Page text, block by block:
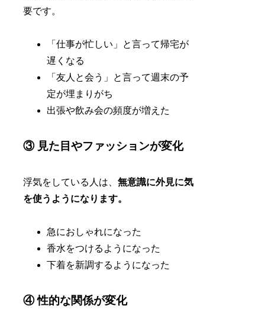
要です。
「仕事が忙しい」と言って帰宅が
遅くなる
「友人と会う」と言って週末の予
定が埋まりがち
出張や飲み会の頻度が増えた
③ 見た目やファッションが変化
浮気をしている人は、無意識に外見に気
を使うようになります。
急におしゃれになった
香水をつけるようになった
下着を新調するようになった
④ 性的な関係が変化